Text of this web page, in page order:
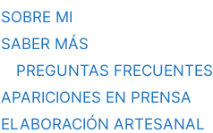
SOBRE MI
SABER MÁS
PREGUNTAS FRECUENTES
APARICIONES EN PRENSA
ELABORACIÓN ARTESANAL